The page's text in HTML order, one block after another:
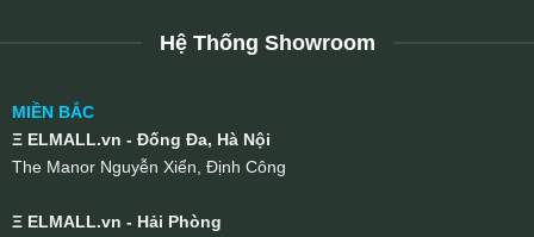
Hệ Thống Showroom
MIỀN BẮC
Ξ ELMALL.vn - Đống Đa, Hà Nội
The Manor Nguyễn Xiển, Định Công
Ξ ELMALL.vn - Hải Phòng